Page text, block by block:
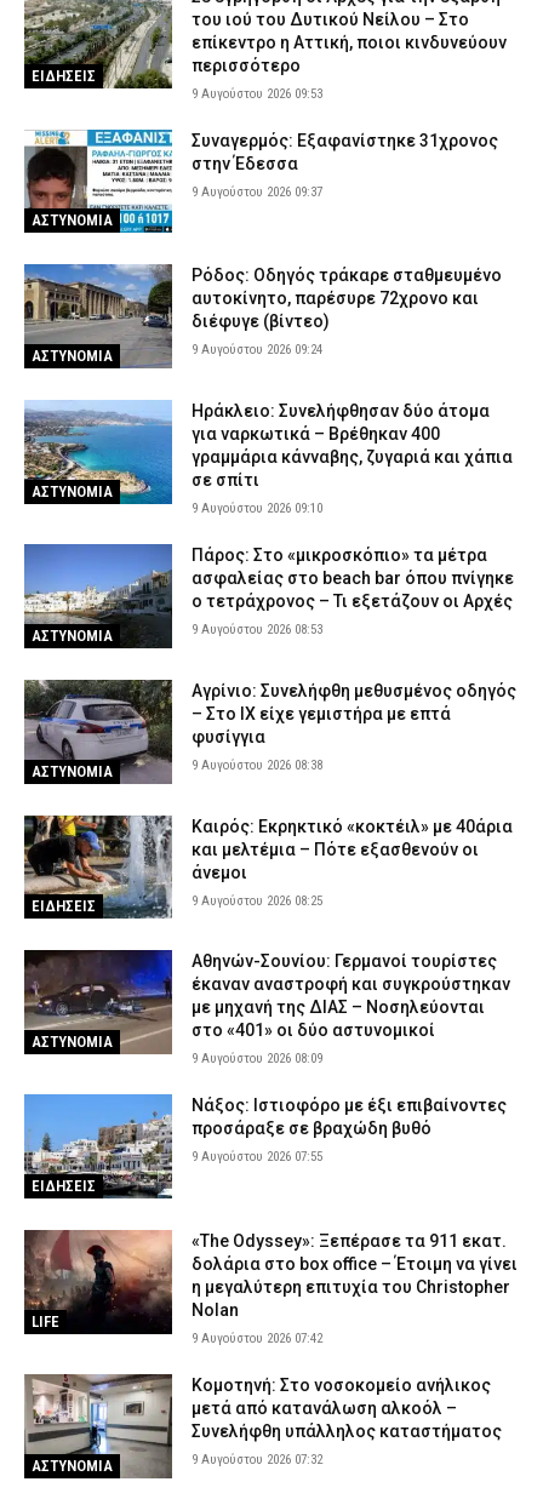
ΑΣΤΥΝΟΜΙΑ 8 Αυγούστου 2026 19:32
Συναγερμός για φωτιά στη Μικρή Βίγλα Νάξου – Σηκώθηκε
ελικόπτερο
8 Αυγούστου 2026 19:27
Φωτιά στην Αττικοβοιωτία: Πώς οργανώθηκε η επιχείρηση
διάσωσης και εκκένωσης πολιτών
ΕΙΔΗΣΕΙΣ 8 Αυγούστου 2026 19:11
Νεκρή αρκούδα εντοπίστηκε σε αγροτική περιοχή της
Καστοριάς – Εξετάζεται το ενδεχόμενο πυροβολισμού
ΕΙΔΗΣΕΙΣ 8 Αυγούστου 2026 18:58
ΕΦΕΤ: Ανακαλείται παρτίδα γνωστής μαρμελάδας – Τι πρέπει να
προσέξουν οι καταναλωτές
ΕΙΔΗΣΕΙΣ
του ιού του Δυτικού Νείλου – Στο
επίκεντρο η Αττική, ποιοι κινδυνεύουν
περισσότερο
9 Αυγούστου 2026 09:53
ΑΣΤΥΝΟΜΙΑ
Συναγερμός: Εξαφανίστηκε 31χρονος
στην Έδεσσα
9 Αυγούστου 2026 09:37
ΑΣΤΥΝΟΜΙΑ
Ρόδος: Οδηγός τράκαρε σταθμευμένο
αυτοκίνητο, παρέσυρε 72χρονο και
διέφυγε (βίντεο)
9 Αυγούστου 2026 09:24
ΑΣΤΥΝΟΜΙΑ
Ηράκλειο: Συνελήφθησαν δύο άτομα
για ναρκωτικά – Βρέθηκαν 400
γραμμάρια κάνναβης, ζυγαριά και χάπια
σε σπίτι
9 Αυγούστου 2026 09:10
ΑΣΤΥΝΟΜΙΑ
Πάρος: Στο «μικροσκόπιο» τα μέτρα
ασφαλείας στο beach bar όπου πνίγηκε
ο τετράχρονος – Τι εξετάζουν οι Αρχές
9 Αυγούστου 2026 08:53
ΑΣΤΥΝΟΜΙΑ
Αγρίνιο: Συνελήφθη μεθυσμένος οδηγός
– Στο ΙΧ είχε γεμιστήρα με επτά
φυσίγγια
9 Αυγούστου 2026 08:38
ΕΙΔΗΣΕΙΣ
Καιρός: Eκρηκτικό «κοκτέιλ» με 40άρια
και μελτέμια – Πότε εξασθενούν οι
άνεμοι
9 Αυγούστου 2026 08:25
ΑΣΤΥΝΟΜΙΑ
Αθηνών-Σουνίου: Γερμανοί τουρίστες
έκαναν αναστροφή και συγκρούστηκαν
με μηχανή της ΔΙΑΣ – Νοσηλεύονται
στο «401» οι δύο αστυνομικοί
9 Αυγούστου 2026 08:09
ΕΙΔΗΣΕΙΣ
Νάξος: Ιστιοφόρο με έξι επιβαίνοντες
προσάραξε σε βραχώδη βυθό
9 Αυγούστου 2026 07:55
LIFE
«The Odyssey»: Ξεπέρασε τα 911 εκατ.
δολάρια στο box office – Έτοιμη να γίνει
η μεγαλύτερη επιτυχία του Christopher
Nolan
9 Αυγούστου 2026 07:42
ΑΣΤΥΝΟΜΙΑ
Κομοτηνή: Στο νοσοκομείο ανήλικος
μετά από κατανάλωση αλκοόλ –
Συνελήφθη υπάλληλος καταστήματος
9 Αυγούστου 2026 07:32